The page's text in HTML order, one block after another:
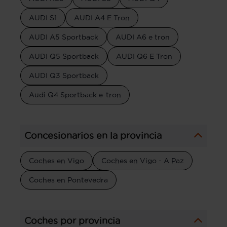
AUDI S1 AUDI A4 E Tron
AUDI A5 Sportback AUDI A6 e tron
AUDI Q5 Sportback AUDI Q6 E Tron
AUDI Q3 Sportback
Audi Q4 Sportback e-tron
Concesionarios en la provincia
Coches en Vigo Coches en Vigo - A Paz
Coches en Pontevedra
Coches por provincia